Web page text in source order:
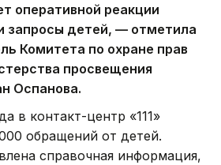
оперативной реакции
запросы детей, — отметила
Комитета по охране прав
просвещения
Оспанова.
в контакт-центр «111»
обращений от детей.
справочная информация,